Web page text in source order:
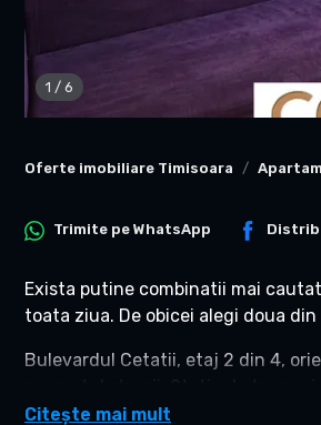
1 / 6
Oferte imobiliare Timisoara
Trimite pe WhatsApp
Exista putine combinatii mai
toata ziua. De obicei alegi doua
Bulevardul Cetatii, etaj 2 din 4,
zgomotul strazii. Statia de
efort.
Citește mai mult